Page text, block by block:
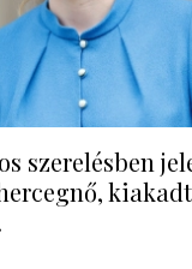
szerelésben